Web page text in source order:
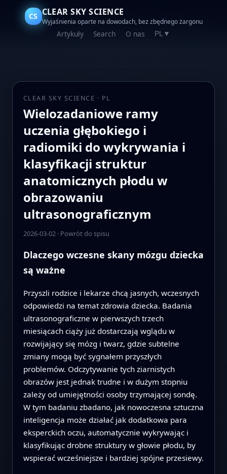
CS CLEAR SKY SCIENCE
Wyjaśnienia oparte na dowodach, bez zbędnego żargonu
Artykuły Search O nas PL▼
CLEAR SKY SCIENCE · PL
Wielozadaniowe ramy
uczenia głębokiego i
radiomiki do wykrywania i
klasyfikacji struktur
anatomicznych płodu w
obrazowaniu
ultrasonograficznym
2026-03-02· Powrót do spisu
Dlaczego wczesne skany mózgu dziecka
są ważne
Przyszli rodzice i lekarze chcą jasnych, wczesnych
odpowiedzi na temat zdrowia dziecka. Badania
ultrasonograficzne w pierwszych trzech
miesiącach ciąży już dostarczają wglądu w
rozwijający się mózg i twarz, gdzie subtelne
zmiany mogą być sygnałem przyszłych
problemów. Odczytywanie tych ziarnistych
obrazów jest jednak trudne i w dużym stopniu
zależy od umiejętności osoby trzymającej sondę.
W tym badaniu zbadano, jak nowoczesna sztuczna
inteligencja może działać jak dodatkowa para
eksperckich oczu, automatycznie wykrywając i
klasyfikując drobne struktury w głowie płodu, by
wspierać wcześniejsze i bardziej spójne przesiewy.